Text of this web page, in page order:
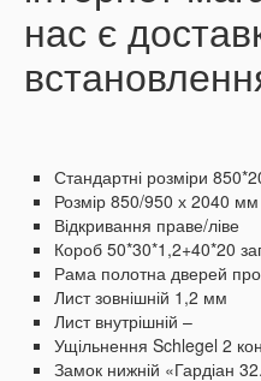
нас є
Стандартні розміри
Розмір 850/950 х 2040 мм
Відкривання праве/ліве
Короб 50*30*1,2+40*20
Рама полотна дверей
Лист зовнішній 1,2 мм
Лист внутрішній –
Ущільнення Schlegel 2
Замок нижній «Гардіан